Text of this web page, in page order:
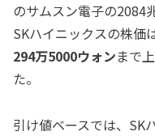
のサムスン電子の2084
SKハイニックスの株価
294万5000ウォンまで
た。
引け値ベースでは、SK